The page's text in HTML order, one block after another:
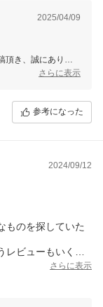
2025/04/09
き、誠にありが
。
ます。
さらに表示
参考になった
2024/09/12
ものを探していた
ビューもいくつ
とした臭いが軽
さらに表示